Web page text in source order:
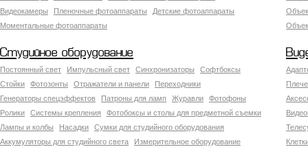
Видеокамеры
Пленочные фотоаппараты
Детские фотоаппараты
Моментальные фотоаппараты
Студийное оборудование
Постоянный свет Импульсный свет Синхронизаторы
Софтбоксы
Стойки
Фотозонты Отражатели и панели
Переходники
Генераторы спецэффектов
Патроны для ламп Журавли
Фотофоны
Ролики
Системы крепления
Фотобоксы и столы для предметной съемки
Лампы и колбы
Насадки
Сумки для студийного оборудования
Аккумуляторы для студийного света
Измерительное оборудование